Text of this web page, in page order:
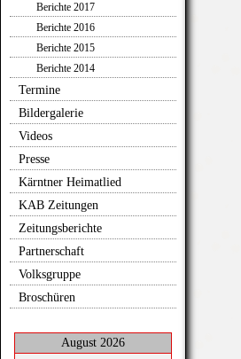
Berichte 2017
Berichte 2016
Berichte 2015
Berichte 2014
Termine
Bildergalerie
Videos
Presse
Kärntner Heimatlied
KAB Zeitungen
Zeitungsberichte
Partnerschaft
Volksgruppe
Broschüren
August 2026